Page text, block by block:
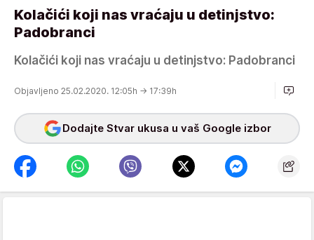
Kolačići koji nas vraćaju u detinjstvo:
Padobranci
Kolačići koji nas vraćaju u detinjstvo: Padobranci
Objavljeno 25.02.2020. 12:05h → 17:39h
Dodajte Stvar ukusa u vaš Google izbor